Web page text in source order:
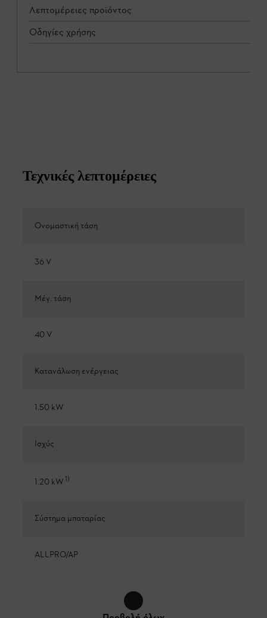
Λεπτομέρειες προϊόντος
Οδηγίες χρήσης
Τεχνικές λεπτομέρειες
Ονομαστική τάση
36 V
Μέγ. τάση
40 V
Κατανάλωση ενέργειας
1.50 kW
Ισχύς
1.20 kW1)
Σύστημα μπαταρίας
ALLPRO/AP